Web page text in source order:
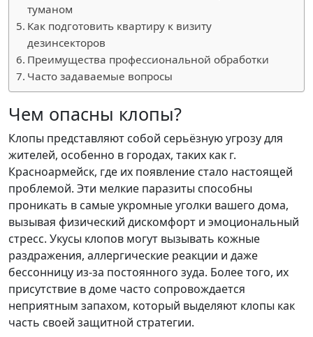
туманом
Как подготовить квартиру к визиту
дезинсекторов
Преимущества профессиональной обработки
Часто задаваемые вопросы
Чем опасны клопы?
Клопы представляют собой серьёзную угрозу для
жителей, особенно в городах, таких как г.
Красноармейск, где их появление стало настоящей
проблемой. Эти мелкие паразиты способны
проникать в самые укромные уголки вашего дома,
вызывая физический дискомфорт и эмоциональный
стресс. Укусы клопов могут вызывать кожные
раздражения, аллергические реакции и даже
бессонницу из-за постоянного зуда. Более того, их
присутствие в доме часто сопровождается
неприятным запахом, который выделяют клопы как
часть своей защитной стратегии.